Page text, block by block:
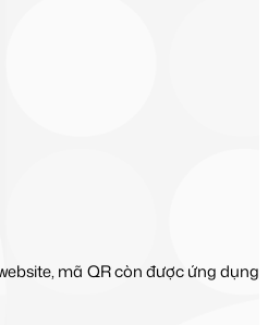
mã QR còn được ứng dụng